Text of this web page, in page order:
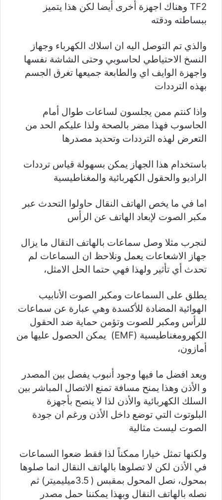
TF2 وهناك اجهزة أخرى أيضا لكن هذا يتميز
ببساطته ودقته
والذي تم التوصل اليه ان اسلاك الكهرباء وجهاز
النسخ الاحتياطي لحاسوبي وحتى الشاشة نفسها
واجهزة الوايف اي والطابعة جميعها تغرق الجسم
بهذه الترددات
واذا كنتم ممن يجلسون لساعات طوال أمام
الحاسوب فهذا مضر بالصحة ولذا عليكم الحد من
التعرض لهذه الترددات وتحديد مصدرها
باستخدام هذا الجهاز يمكن بسهولة قياس ترددات
الراديو والحقول الكهربائية والمغناطيسية
اما في ما يخص الهاتف النقال حاولوا التحدث عبر
مكبر الصوت لإبعاد الهاتف عن الرأس
لنجرب مثلا وصل سماعات بالهاتف النقال ما يزال
جهاز الاشعاعات يعمل ونلاحظ ان السماعات لم
تحدث أي تأثير ولهذا فهي حتما الحل الامثل،
يطلق على السماعات ومكبر الصوت الأنابيب
الهوائية المضادة للأكسدة وهي عبارة عن سماعات
للرأس ومكبر للصوت وتؤمن حماية ضد الحقول
الكهرومغناطيسية (EMF) يمكن الحصول عليها من
أمازون،
ويعد افضل ما فيها وجود أنبوب يفصل بين المصدر
و الأذن وهذا يمنح مسافة تمنع الاتصال المباشر بين
السلك الكهربائية والأذن لذا لا ينصح بأجهزة
البلوتوث التي توضع داخل الأذن ورغم ان جودة
الصوت ليست مثالية
ولكنها تمثل خيارا ممكناً لذا فقط ضعوا السماعات
في الأذن لكن لا تصلوها بالهاتف النقال انما صلوها
بمحول، نصل المحول بمقبس ( 3.5ميليميتر) ثم
نصله بالهاتف النقال وبهذا يمكننا حمل مصدر